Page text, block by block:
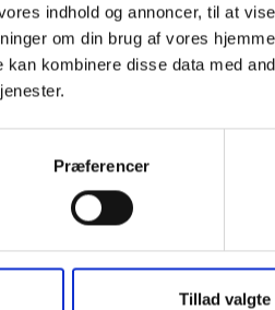
indhold og annoncer, til at
om din brug af vores
kan kombinere disse data med
Præferencer
Tillad valgte
bliver et andet.
seniorboliger, bofællesskaber,
mennesker, der hvor de er i
der udvikler sig sammen med
i de almene